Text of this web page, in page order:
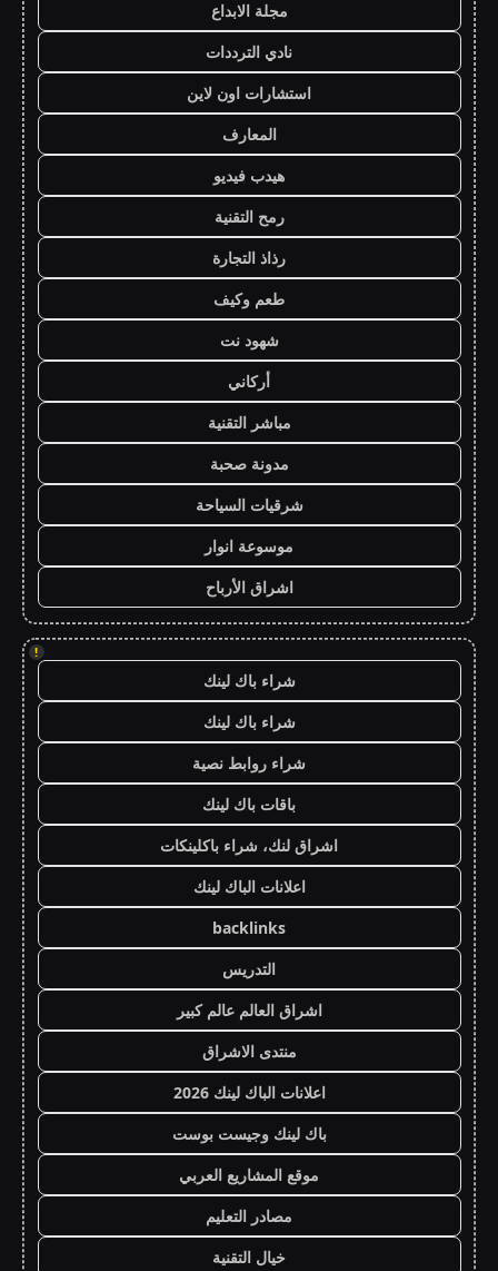
مجلة الابداع
نادي الترددات
استشارات اون لاين
المعارف
هيدب فيديو
رمح التقنية
رذاذ التجارة
طعم وكيف
شهود نت
أركاني
مباشر التقنية
مدونة صحبة
شرقيات السياحة
موسوعة انوار
اشراق الأرباح
!
شراء باك لينك
شراء باك لينك
شراء روابط نصية
باقات باك لينك
اشراق لنك، شراء باكلينكات
اعلانات الباك لينك
backlinks
التدريس
اشراق العالم عالم كبير
منتدى الاشراق
اعلانات الباك لينك 2026
باك لينك وجيست بوست
موقع المشاريع العربي
مصادر التعليم
خيال التقنية